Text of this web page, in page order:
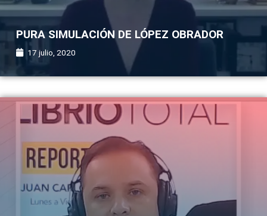
PURA SIMULACIÓN DE LÓPEZ OBRADOR
17 julio, 2020